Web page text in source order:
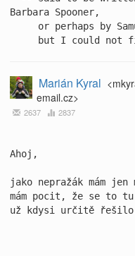
Barbara Spooner,
but I could
Marián Kyral
email.cz>
2637 2837
Ahoj,
jako nepražák mám
mám pocit, že se to tu
už kdysi určitě